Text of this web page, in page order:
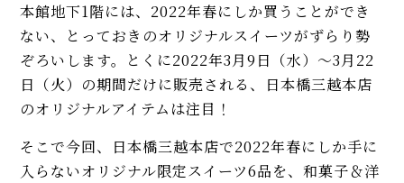
本館地下1階には、2022年春にしか買うことができ
ない、とっておきのオリジナルスイーツがずらり勢
ぞろいします。とくに2022年3月9日（水）～3月22
日（火）の期間だけに販売される、日本橋三越本店
のオリジナルアイテムは注目！
そこで今回、日本橋三越本店で2022年春にしか手に
入らないオリジナル限定スイーツ6品を、和菓子＆洋